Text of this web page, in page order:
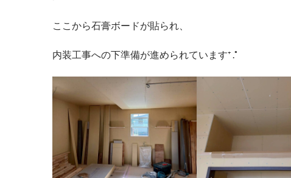
ここから石膏ボードが貼られ、
内装工事への下準備が進められています⁺ .˚